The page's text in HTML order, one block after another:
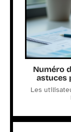
Numéro
astuces
Les